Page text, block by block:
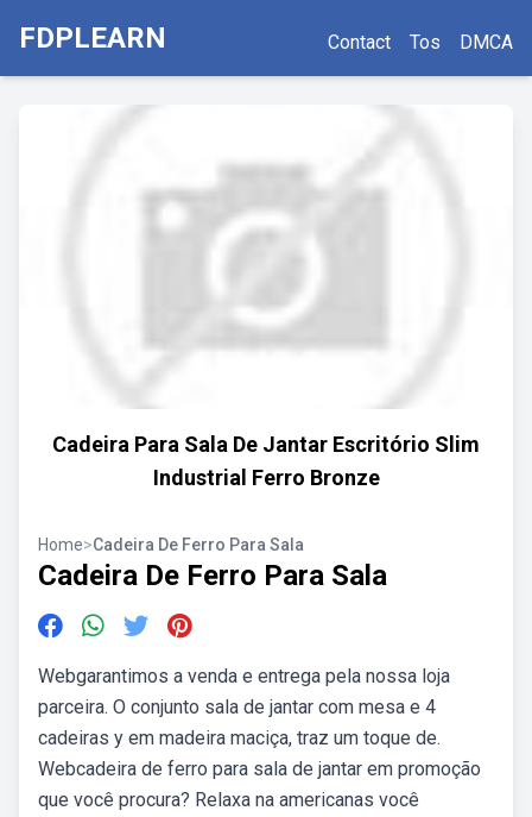
FDPLEARN Contact Tos DMCA
Cadeira Para Sala De Jantar Escritório Slim
Industrial Ferro Bronze
Home>Cadeira De Ferro Para Sala
Cadeira De Ferro Para Sala
Webgarantimos a venda e entrega pela nossa loja
parceira. O conjunto sala de jantar com mesa e 4
cadeiras y em madeira maciça, traz um toque de.
Webcadeira de ferro para sala de jantar em promoção
que você procura? Relaxa na americanas você